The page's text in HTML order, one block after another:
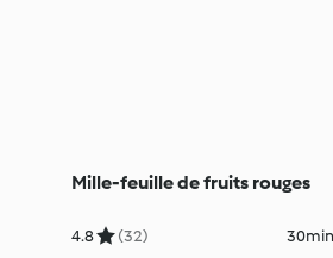
Mille-feuille de fruits rouges
4.8 (32) 30min